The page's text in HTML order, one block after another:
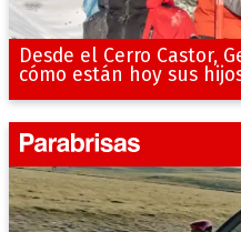
Desde el Cerro Castor,
cómo están hoy sus